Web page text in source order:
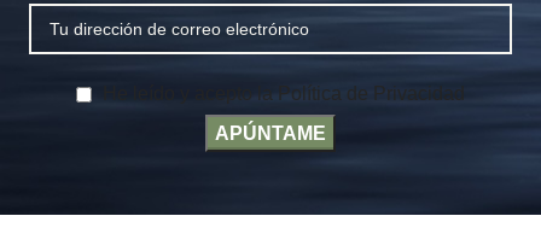
He leído y acepto la Política de Privacidad